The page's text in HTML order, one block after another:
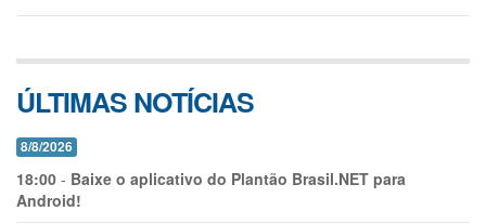
ÚLTIMAS NOTÍCIAS
8/8/2026
18:00 - Baixe o aplicativo do Plantão Brasil.NET para
Android!